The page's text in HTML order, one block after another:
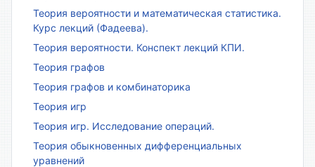
Теория вероятности и математическая статистика.
Курс лекций (Фадеева).
Теория вероятности. Конспект лекций КПИ.
Теория графов
Теория графов и комбинаторика
Теория игр
Теория игр. Исследование операций.
Теория обыкновенных дифференциальных
уравнений